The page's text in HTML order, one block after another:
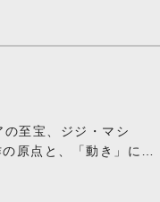
至宝、ジジ・マシ
原点と、「動き」に満